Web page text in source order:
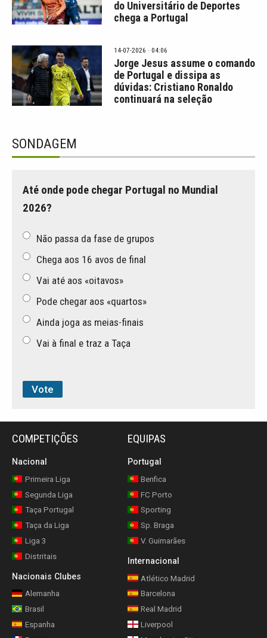
do Universitário de Deportes
chega a Portugal
14-07-2026 · 04:06
Jorge Jesus assume o comando
de Portugal e dissipa as
dúvidas: Cristiano Ronaldo
continuará na seleção
SONDAGEM
Até onde pode chegar Portugal no Mundial
2026?
Não passa da fase de grupos
Chega aos 16 avos de final
Vai até aos «oitavos»
Pode chegar aos «quartos»
Ainda joga as meias-finais
Vai à final e traz a Taça
COMPETIÇÕES
Nacional
Primeira Liga
Segunda Liga
Taça Portugal
Taça da Liga
Liga 3
Distritais
Nacionais Clubes
Alemanha
Brasil
Espanha
EQUIPAS
Portugal
Benfica
FC Porto
Sporting
Sp. Braga
V. Guimarães
Internacional
Atlético Madrid
Barcelona
Real Madrid
Liverpool